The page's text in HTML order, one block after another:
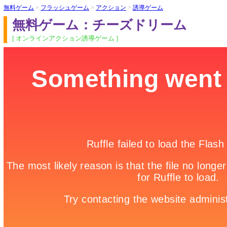
無料ゲーム > フラッシュゲーム > アクション > 誘導ゲーム
無料ゲーム：チーズドリーム
[ オンラインアクション誘導ゲーム ]